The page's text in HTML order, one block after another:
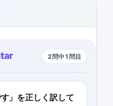
2問中1問目
」を正しく訳して